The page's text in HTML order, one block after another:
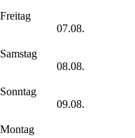
Freitag
07.08.
Samstag
08.08.
Sonntag
09.08.
Montag